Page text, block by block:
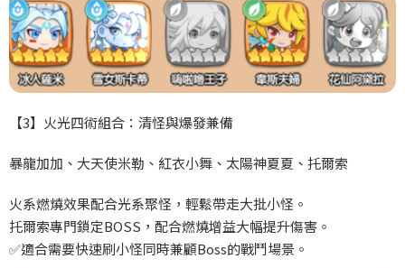
【3】火光四術組合：清怪與爆發兼備
暴龍加加、大天使米勒、紅衣小舞、太陽神夏夏、托爾索
火系燃燒效果配合光系聚怪，輕鬆帶走大批小怪。
托爾索專門鎖定BOSS ，配合燃燒增益大幅提升傷害。
✅適合需要快速刷小怪同時兼顧Boss的戰鬥場景。